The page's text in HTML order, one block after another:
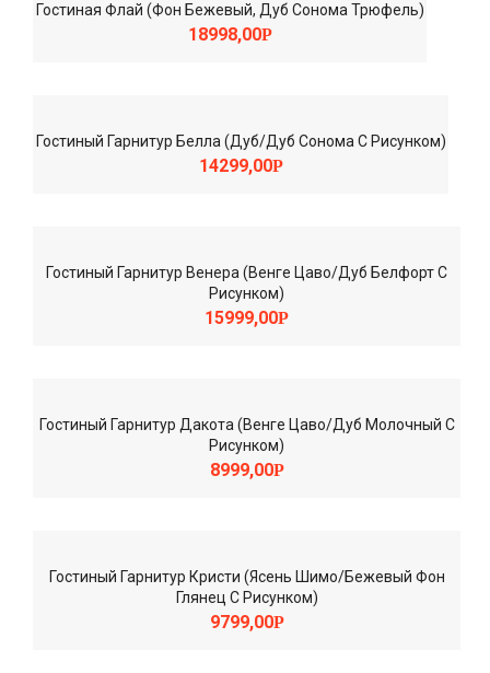
Гостиная Флай (Фон Бежевый, Дуб Сонома Трюфель)
18998,00Р
Гостиный Гарнитур Белла (Дуб/Дуб Сонома С Рисунком)
14299,00Р
Гостиный Гарнитур Венера (Венге Цаво/Дуб Белфорт С
Рисунком)
15999,00Р
Гостиный Гарнитур Дакота (Венге Цаво/Дуб Молочный С
Рисунком)
8999,00Р
Гостиный Гарнитур Кристи (Ясень Шимо/Бежевый Фон
Глянец С Рисунком)
9799,00Р